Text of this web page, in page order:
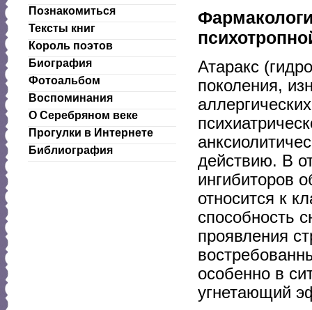
Познакомиться
Тексты книг
Король поэтов
Биография
Фотоальбом
Воспоминания
О Серебряном веке
Прогулки в Интернете
Библиография
Атаракс
поколения,
действию. В
ингибиторов
относится к
способность
проявления
особенно в
угнетающий